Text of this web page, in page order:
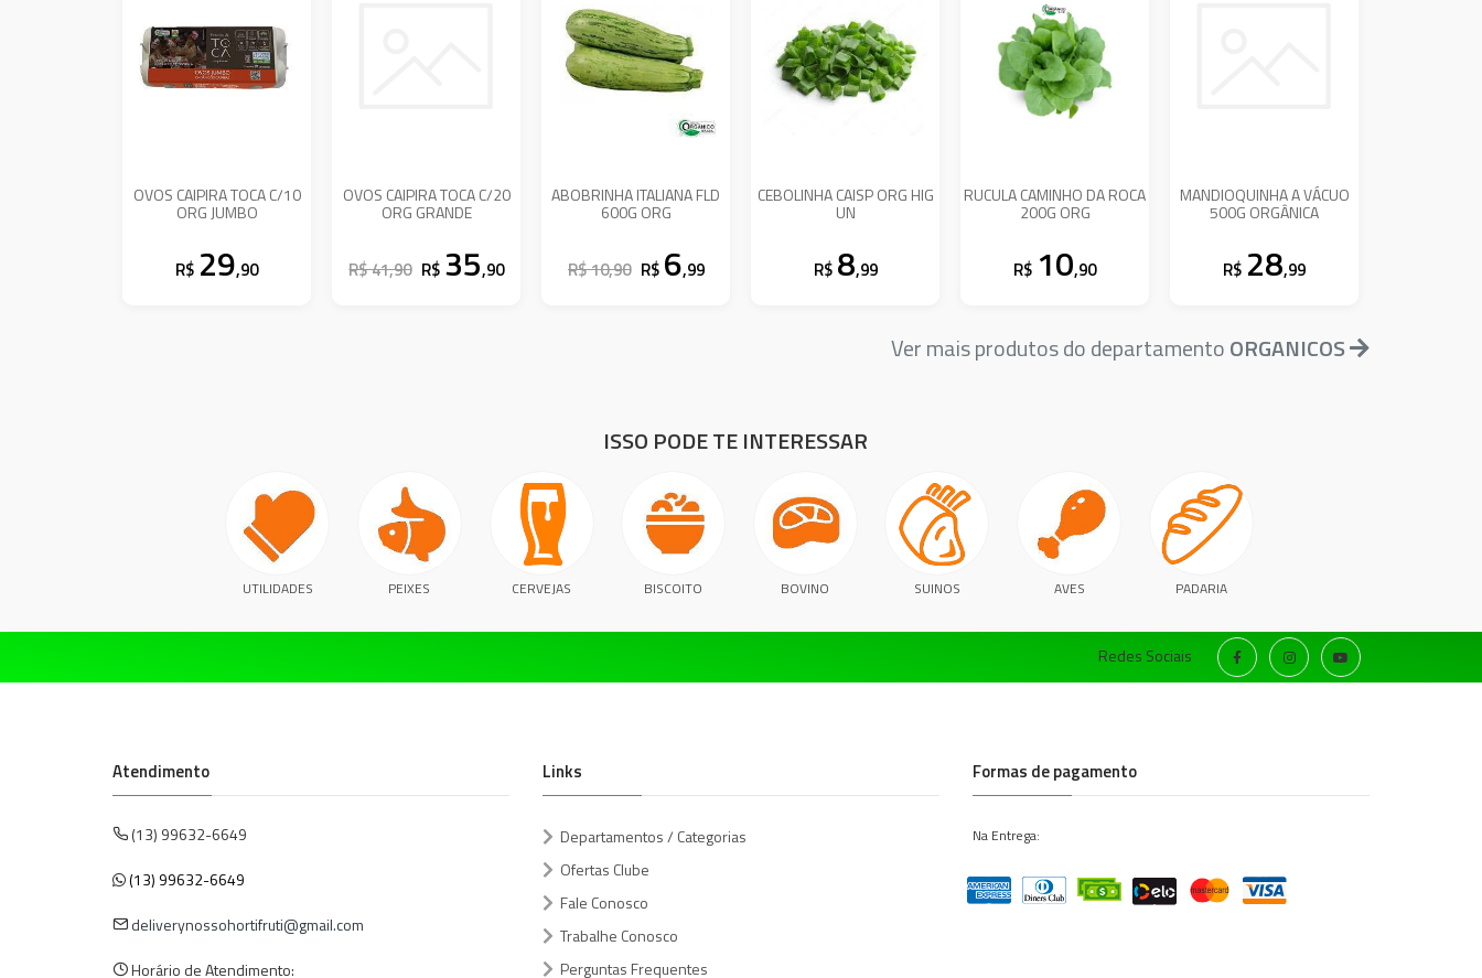
OVOS CAIPIRA TOCA C/10
ORG JUMBO
R$ 29,90
OVOS CAIPIRA TOCA C/20
ORG GRANDE
R$ 41,90 R$ 35,90
ABOBRINHA ITALIANA FLD
600G ORG
R$ 10,90 R$ 6,99
CEBOLINHA CAISP ORG HIG
UN
R$ 8,99
RUCULA CAMINHO DA ROCA
200G ORG
R$ 10,90
MANDIOQUINHA A VÁCUO
500G ORGÂNICA
R$ 28,99
Ver mais produtos do departamentoORGANICOS
ISSO PODE TE INTERESSAR
UTILIDADES PEIXES CERVEJAS BISCOITO BOVINO SUINOS AVES PADARIA
Redes Sociais
Atendimento
(13) 99632-6649
(13) 99632-6649
deliverynossohortifruti@gmail.com
Horário de Atendimento:
Links
Departamentos / Categorias
Ofertas Clube
Fale Conosco
Trabalhe Conosco
Perguntas Frequentes
Formas de pagamento
Na Entrega: